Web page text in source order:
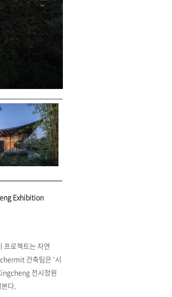
Exhibition
프로젝트는 자연
건축팀은 '시
전시정원
다.